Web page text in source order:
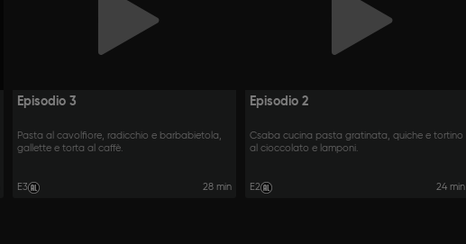
Episodio 3
Pasta al cavolfiore, radicchio e barbabietola,
gallette e torta al caffè.
E3 28 min
Episodio 2
Csaba cucina pasta gratinata, quiche e tortino
al cioccolato e lamponi.
E2 24 min